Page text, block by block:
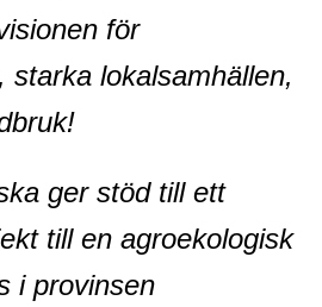
för
starka lokalsamhällen,
ger stöd till ett
till en agroekologisk
i provinsen